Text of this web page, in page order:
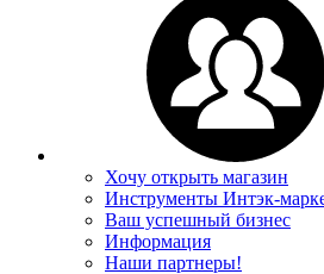
Хочу открыть магазин
Инструменты Интэк-
Ваш успешный бизнес
Информация
Наши партнеры!